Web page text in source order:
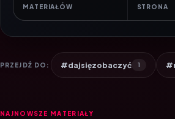
MATERIAŁÓW STRONA
PRZEJDŹ DO: #dajsięzobaczyć 1
NAJNOWSZE MATERIAŁY